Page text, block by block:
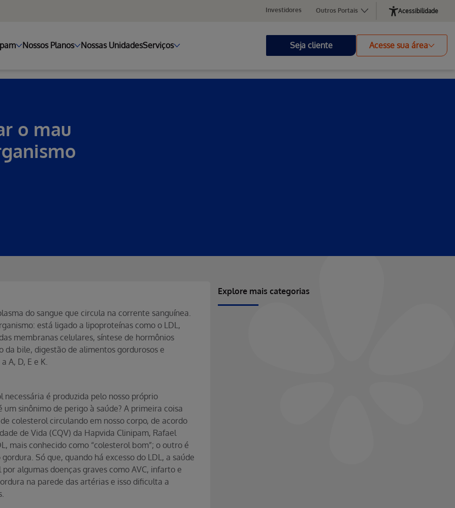
Investidores Outros Portais Acessibilidade
Nossos Planos Nossas UnidadesServiços Seja cliente Acesse sua área
o mau
do sangue que circula na corrente sanguínea.
está ligado a lipoproteínas como o LDL,
membranas celulares, síntese de hormônios
bile, digestão de alimentos gordurosos e
A, D, E e K.
é produzida pelo nosso próprio
sinônimo de perigo à saúde? A primeira coisa
colesterol circulando em nosso corpo, de acordo
de Vida (CQV) da Hapvida Clinipam, Rafael
mais conhecido como “colesterol bom”; o outro é
Só que, quando há excesso do LDL, a saúde
algumas doenças graves como AVC, infarto e
na parede das artérias e isso dificulta a
Explore mais categorias